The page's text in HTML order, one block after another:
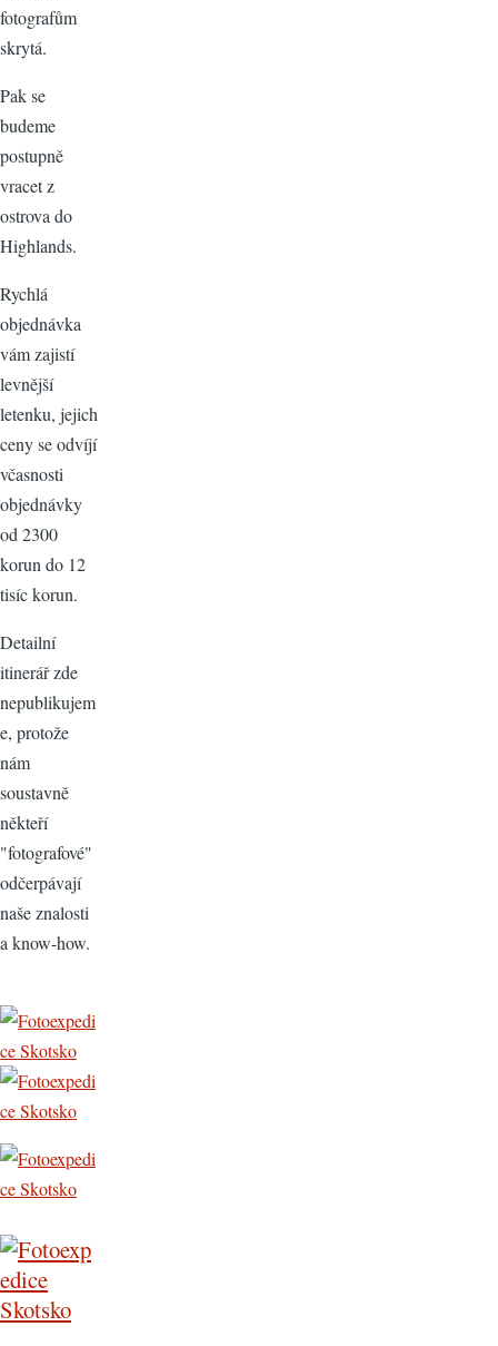
fotografům
skrytá.
Pak se
budeme
postupně
vracet z
ostrova do
Highlands.
Rychlá
objednávka
vám zajistí
levnější
letenku, jejich
ceny se odvíjí
včasnosti
objednávky
od 2300
korun do 12
tisíc korun.
Detailní
itinerář zde
nepublikujem
e, protože
nám
soustavně
někteří
"fotografové"
odčerpávají
naše znalosti
a know-how.